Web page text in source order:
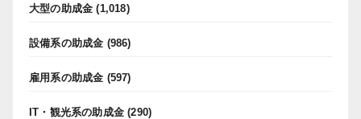
大型の助成金 (1,018)
設備系の助成金 (986)
雇用系の助成金 (597)
IT・観光系の助成金 (290)